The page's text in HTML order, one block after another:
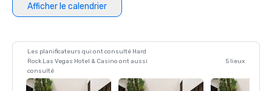
Afficher le calendrier
Les planificateurs qui ont consulté Hard
Rock Las Vegas Hotel & Casino ont aussi
consulté
5 lieux